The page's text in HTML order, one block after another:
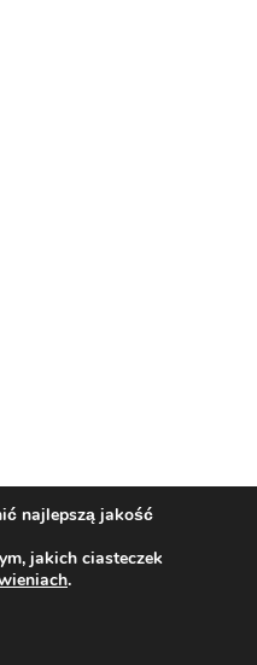
najlepszą jakość
jakich ciasteczek
.